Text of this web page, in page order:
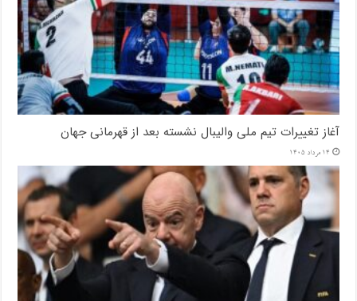
آغاز تغییرات تیم ملی والیبال نشسته بعد از قهرمانی جهان
14 مرداد 1405